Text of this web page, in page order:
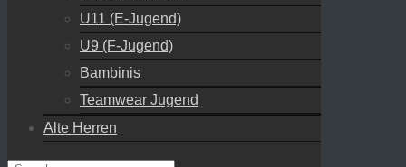
U11 (E-Jugend)
U9 (F-Jugend)
Bambinis
Teamwear Jugend
Alte Herren